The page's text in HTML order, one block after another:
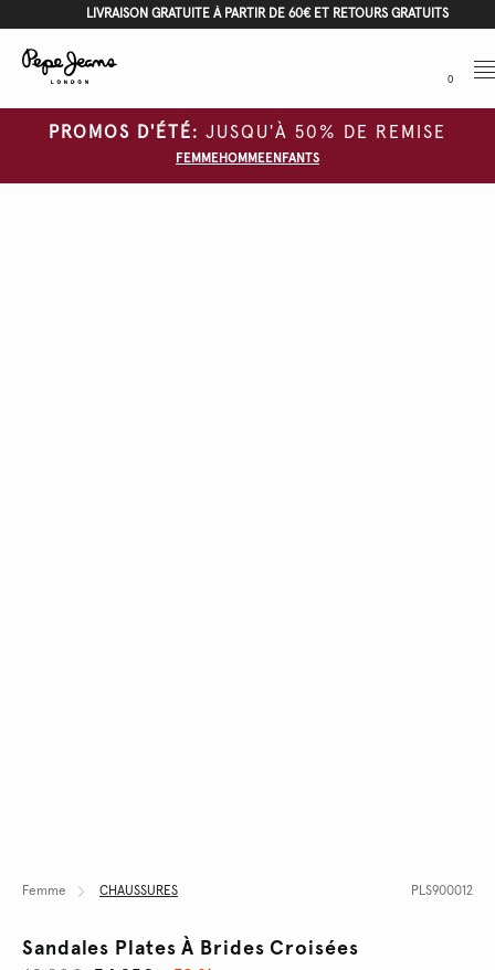
LIVRAISON GRATUITE À PARTIR DE 60€ ET RETOURS GRATUITS
0
PROMOS D'ÉTÉ: JUSQU'À 50% DE REMISE
FEMMEHOMMEENFANTS
Femme CHAUSSURES PLS900012
Sandales Plates À Brides Croisées